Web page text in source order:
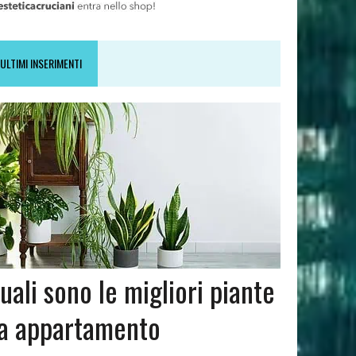
ULTIMI INSERIMENTI
sono le migliori piante
appartamento